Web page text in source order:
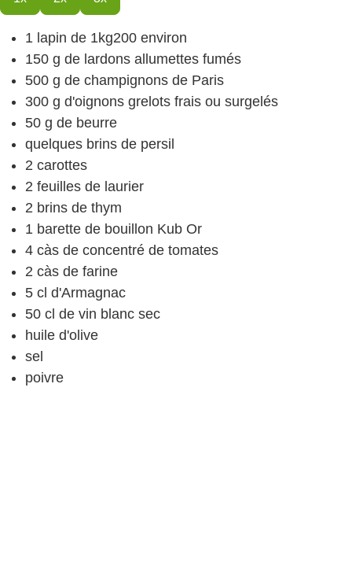
1 lapin de 1kg200 environ
150 g de lardons allumettes fumés
500 g de champignons de Paris
300 g d'oignons grelots frais ou surgelés
50 g de beurre
quelques brins de persil
2 carottes
2 feuilles de laurier
2 brins de thym
1 barette de bouillon Kub Or
4 càs de concentré de tomates
2 càs de farine
5 cl d'Armagnac
50 cl de vin blanc sec
huile d'olive
sel
poivre